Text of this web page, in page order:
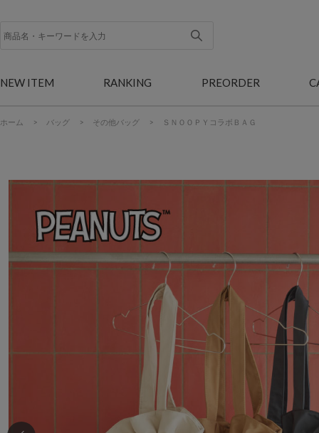
NEW ITEM RANKING PREORDER
ホーム > バッグ > その他バッグ > ＳＮＯＯＰＹコラボＢＡＧ